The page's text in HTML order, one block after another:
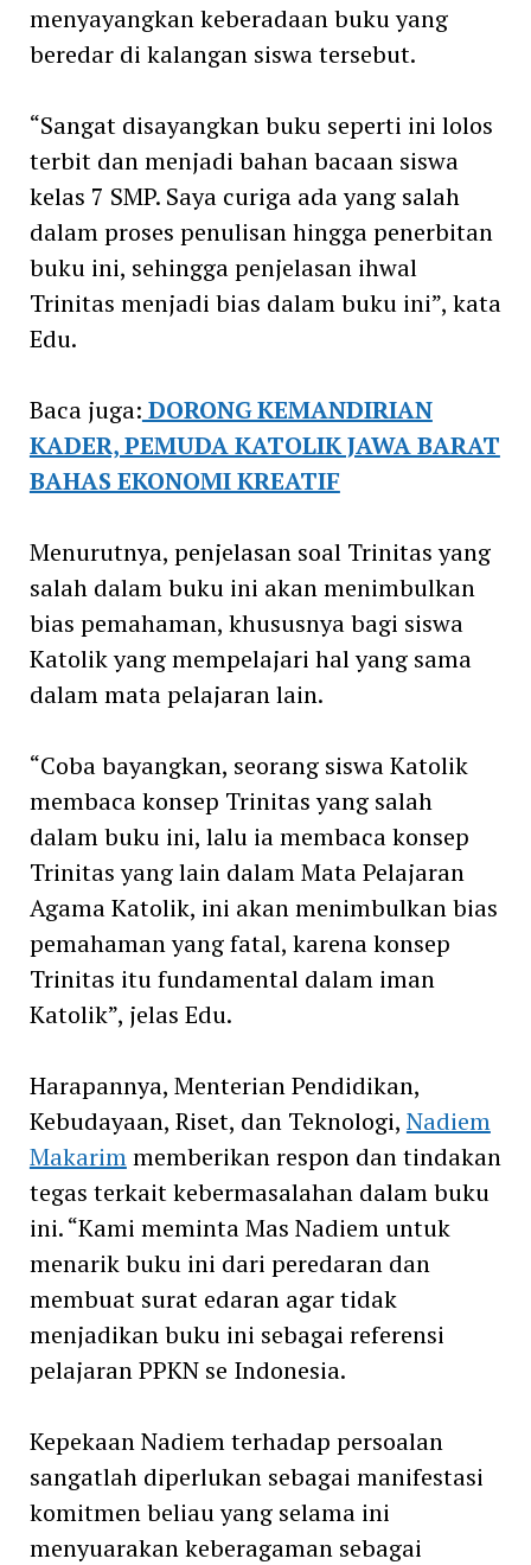
menyayangkan keberadaan buku yang
beredar di kalangan siswa tersebut.
“Sangat disayangkan buku seperti ini lolos
terbit dan menjadi bahan bacaan siswa
kelas 7 SMP. Saya curiga ada yang salah
dalam proses penulisan hingga penerbitan
buku ini, sehingga penjelasan ihwal
Trinitas menjadi bias dalam buku ini”, kata
Edu.
Baca juga: DORONG KEMANDIRIAN
KADER, PEMUDA KATOLIK JAWA BARAT
BAHAS EKONOMI KREATIF
Menurutnya, penjelasan soal Trinitas yang
salah dalam buku ini akan menimbulkan
bias pemahaman, khususnya bagi siswa
Katolik yang mempelajari hal yang sama
dalam mata pelajaran lain.
“Coba bayangkan, seorang siswa Katolik
membaca konsep Trinitas yang salah
dalam buku ini, lalu ia membaca konsep
Trinitas yang lain dalam Mata Pelajaran
Agama Katolik, ini akan menimbulkan bias
pemahaman yang fatal, karena konsep
Trinitas itu fundamental dalam iman
Katolik”, jelas Edu.
Harapannya, Menterian Pendidikan,
Kebudayaan, Riset, dan Teknologi, Nadiem
Makarimmemberikan respon dan tindakan
tegas terkait kebermasalahan dalam buku
ini. “Kami meminta Mas Nadiem untuk
menarik buku ini dari peredaran dan
membuat surat edaran agar tidak
menjadikan buku ini sebagai referensi
pelajaran PPKN se Indonesia.
Kepekaan Nadiem terhadap persoalan
sangatlah diperlukan sebagai manifestasi
komitmen beliau yang selama ini
menyuarakan keberagaman sebagai